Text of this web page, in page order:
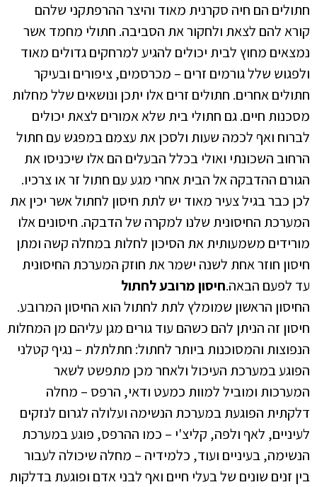
חתולים הם חיה סקרנית מאוד והיצר ההרפתקני שלהם
קורא להם לצאת ולחקור את הסביבה. חתולי מחמד אשר
נמצאים מחוץ לבית יכולים להגיע למרחקים גדולים מאוד
ולפגוש שלל גורמים זרים – מכרסמים, ציפורים ובעיקר
חתולים אחרים. חתולים זרים אלו יתכן ונושאים שלל מחלות
מסכנות חיים. גם חתולי בית שלא אמורים לצאת יכולים
לברוח ואף לכמה שעות ולסכן את עצמם במפגש עם חתול
הרחוב השכונתי ואולי בכלל הבעלים הם אלו שיכניסו את
הגורם ההדבקה אל הבית אחרי מגע עם חתול זר או צרכיו.
לכן כבר בגיל צעיר מאוד יש לתת חיסון לחתול אשר יכין את
המערכת החיסונית שלנו למקרה של הדבקה. חיסונים אלו
מורידים משמעותית את הסיכון לחלות במחלה קשה ומתן
חיסון חוזר אחת לשנה ישמר את חוזק המערכת החיסונית
עד לפעם הבאה.חיסון מרובע לחתול
החיסון הראשון שמומלץ לתת לחתול הוא החיסון המרובע.
חיסון זה הניתן להם כשהם עוד גורים מגן עליהם מן המחלות
הנפוצות והמסוכנות ביותר לחתול: חתלתלת – נגיף קטלני
הפוגע במערכת העיכול ולאחר מכן מתפשט לשאר
המערכות ומוביל למוות כמעט ודאי, הרפס – מחלה
דלקתית הפוגעת במערכת הנשימה ועלולה לגרום לנזקים
לעיניים, לאף ולפה, קליצ'י – כמו ההרפס, פוגע במערכת
הנשימה, בעיניים ועוד, כלמידיה – מחלה שיכולה לעבור
בין זנים שונים של בעלי חיים ואף לבני אדם ופוגעת בדלקות